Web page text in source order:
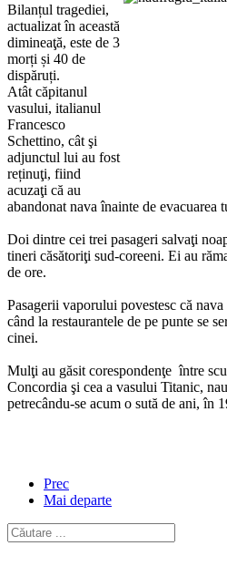
Bilanțul tragediei,
actualizat în această
dimineaţă, este de 3
morți și 40 de
dispăruți.
Atât căpitanul
vasului, italianul
Francesco
Schettino, cât şi
adjunctul lui au fost
reținuţi, fiind
acuzaţi că au
abandonat nava înainte de evacuarea
Doi dintre cei trei pasageri salvaţi
tineri căsătoriţi sud-coreeni. Ei au
de ore.
Pasagerii vaporului povestesc că
când la restaurantele de pe punte se
cinei.
Mulţi au găsit corespondenţe între
Concordia şi cea a vasului Titanic,
petrecându-se acum o sută de ani, în
Prec
Mai departe